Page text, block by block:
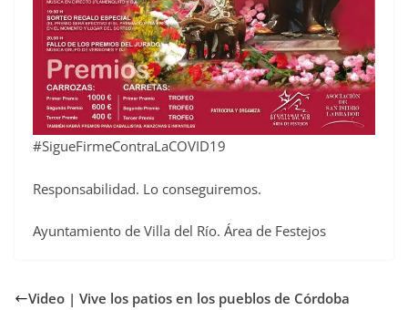
#SigueFirmeContraLaCOVID19
Responsabilidad. Lo conseguiremos.
Ayuntamiento de Villa del Río. Área de Festejos
Video | Vive los patios en los pueblos de Córdoba